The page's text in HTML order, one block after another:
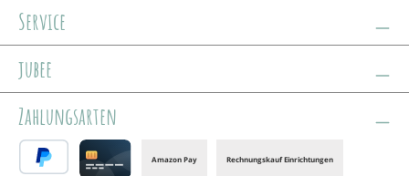
Service
jubee
Zahlungsarten
Amazon Pay Rechnungskauf Einrichtungen